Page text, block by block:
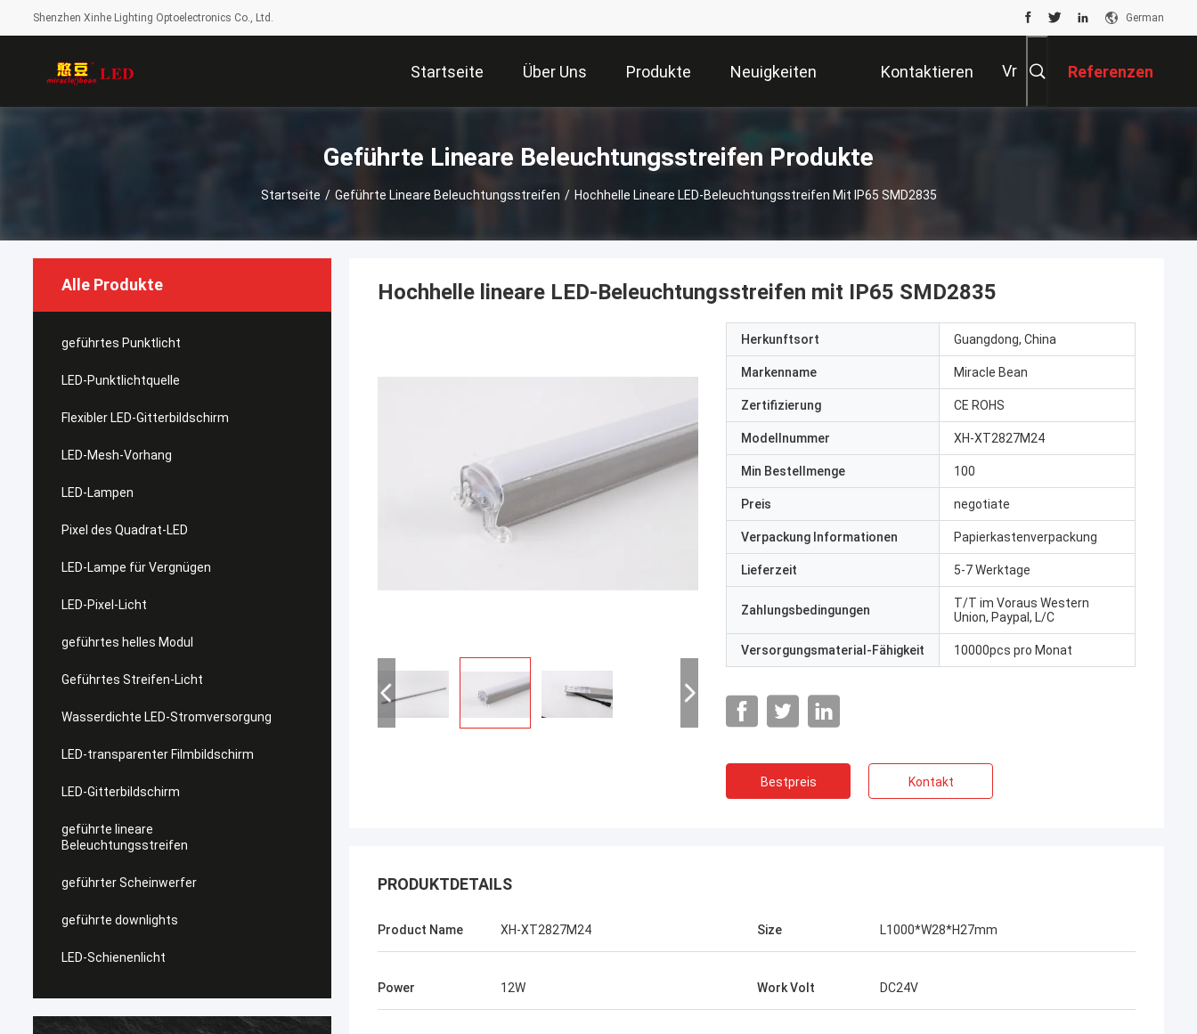
Shenzhen Xinhe Lighting Optoelectronics Co., Ltd. German
Startseite Über Uns Produkte Neuigkeiten Kontaktieren Vr Referenzen
Geführte Lineare Beleuchtungsstreifen Produkte
Startseite / Geführte Lineare Beleuchtungsstreifen / Hochhelle Lineare LED-Beleuchtungsstreifen Mit IP65 SMD2835
Alle Produkte
geführtes Punktlicht
LED-Punktlichtquelle
Flexibler LED-Gitterbildschirm
LED-Mesh-Vorhang
LED-Lampen
Pixel des Quadrat-LED
LED-Lampe für Vergnügen
LED-Pixel-Licht
geführtes helles Modul
Geführtes Streifen-Licht
Wasserdichte LED-Stromversorgung
LED-transparenter Filmbildschirm
LED-Gitterbildschirm
geführte lineare
Beleuchtungsstreifen
geführter Scheinwerfer
geführte downlights
LED-Schienenlicht
Hochhelle lineare LED-Beleuchtungsstreifen mit IP65 SMD2835
Herkunftsort Guangdong, China
Markenname Miracle Bean
Zertifizierung CE ROHS
Modellnummer XH-XT2827M24
Min Bestellmenge 100
Preis negotiate
Verpackung Informationen Papierkastenverpackung
Lieferzeit 5-7 Werktage
Zahlungsbedingungen
T/T im Voraus Western
Union, Paypal, L/C
Versorgungsmaterial-Fähigkeit 10000pcs pro Monat
Bestpreis Kontakt
PRODUKTDETAILS
Product Name XH-XT2827M24 Size L1000*W28*H27mm
Power 12W Work Volt DC24V